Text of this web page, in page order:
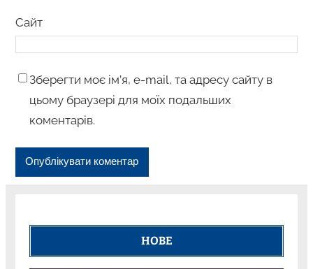
Сайт
Зберегти моє ім’я, e-mail, та адресу сайту в
цьому браузері для моїх подальших
коментарів.
НОВЕ